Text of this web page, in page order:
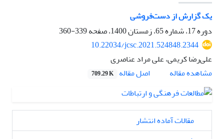
یک گزارش از دست‌فروشی
دوره 17، شماره 65، زمستان 1400، صفحه
339-360
10.22034/jcsc.2021.524848.2344
علی‌رضا کریمی، علی مراد عناصری
مشاهده مقاله
اصل مقاله 709.29 K
مقالات آماده انتشار